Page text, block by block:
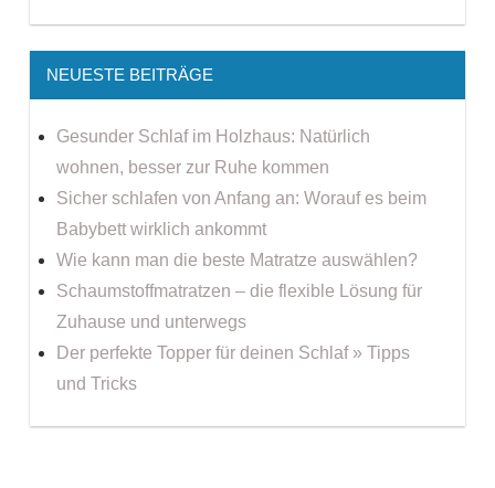
NEUESTE BEITRÄGE
Gesunder Schlaf im Holzhaus: Natürlich
wohnen, besser zur Ruhe kommen
Sicher schlafen von Anfang an: Worauf es beim
Babybett wirklich ankommt
Wie kann man die beste Matratze auswählen?
Schaumstoffmatratzen – die flexible Lösung für
Zuhause und unterwegs
Der perfekte Topper für deinen Schlaf » Tipps
und Tricks